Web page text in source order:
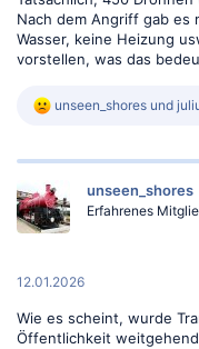
Nach dem Angriff gab es
Wasser, keine Heizung
vorstellen, was das
R
k
i
o
n
:
unseen_shores und
unseen_shores
Erfahrenes
12.01.2026
Wie es scheint, wurde
Öffentlichkeit